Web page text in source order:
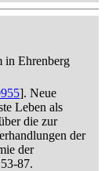
in Ehrenberg
]. Neue
Leben als
die zur
der
der
87.